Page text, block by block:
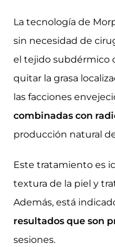
La tecnología de
sin necesidad de
el tejido subdérmico
quitar la grasa
las facciones
combinadas con
producción natural
Este tratamiento es
textura de la piel y
Además, está
resultados que son
sesiones.